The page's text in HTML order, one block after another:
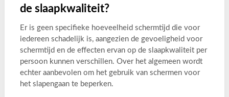
de slaapkwaliteit?
Er is geen specifieke hoeveelheid schermtijd die voor
iedereen schadelijk is, aangezien de gevoeligheid voor
schermtijd en de effecten ervan op de slaapkwaliteit per
persoon kunnen verschillen. Over het algemeen wordt
echter aanbevolen om het gebruik van schermen voor
het slapengaan te beperken.